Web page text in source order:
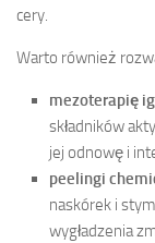
cery.
Warto również
mezoterapię
składników
jej odnowę i
peelingi
naskórek i
wygładzenia